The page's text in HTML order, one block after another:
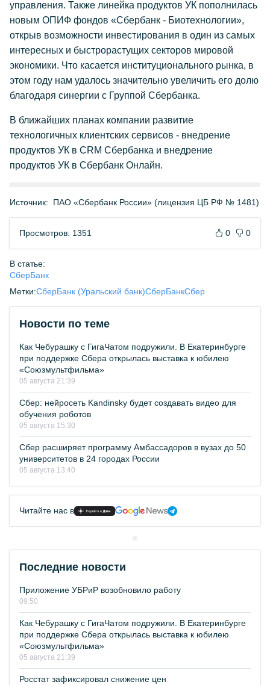
управления. Также линейка продуктов УК пополнилась
новым ОПИФ фондов «Сбербанк - Биотехнологии»,
открыв возможности инвестирования в один из самых
интересных и быстрорастущих секторов мировой
экономики. Что касается институционального рынка, в
этом году нам удалось значительно увеличить его долю
благодаря синергии с Группой Сбербанка.
В ближайших планах компании развитие
технологичных клиентских сервисов - внедрение
продуктов УК в CRM Сбербанка и внедрение
продуктов УК в Сбербанк Онлайн.
Источник: ПАО «Сбербанк России» (лицензия ЦБ РФ № 1481)
Просмотров: 1351 0 0
В статье:
СберБанк
Метки:СберБанк (Уральский банк)СберБанкСбер
Новости по теме
Как Чебурашку с ГигаЧатом подружили. В Екатеринбурге
при поддержке Сбера открылась выставка к юбилею
«Союзмультфильма»
05 августа 21:39
Сбер: нейросеть Kandinsky будет создавать видео для
обучения роботов
05 августа 15:30
Сбер расширяет программу Амбассадоров в вузах до 50
университетов в 24 городах России
05 августа 13:40
Читайте нас в
Последние новости
Приложение УБРиР возобновило работу
09:50
Как Чебурашку с ГигаЧатом подружили. В Екатеринбурге
при поддержке Сбера открылась выставка к юбилею
«Союзмультфильма»
05 августа 21:39
Росстат зафиксировал снижение цен